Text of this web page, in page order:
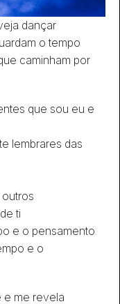
dançar
o tempo
caminham por
que sou eu e
lembrares das
ti
e o pensamento
e o
e me revela